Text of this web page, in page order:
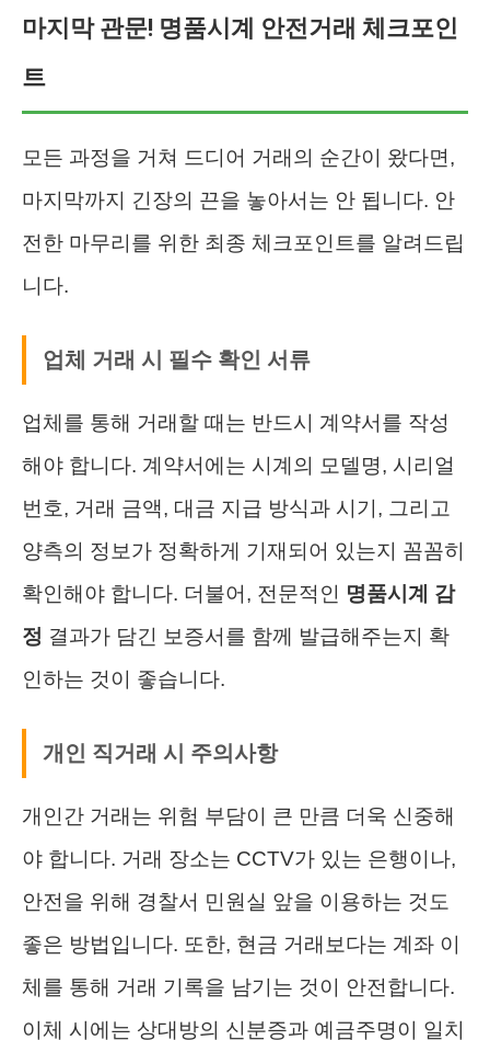
마지막 관문! 명품시계 안전거래 체크포인
트
모든 과정을 거쳐 드디어 거래의 순간이 왔다면,
마지막까지 긴장의 끈을 놓아서는 안 됩니다. 안
전한 마무리를 위한 최종 체크포인트를 알려드립
니다.
업체 거래 시 필수 확인 서류
업체를 통해 거래할 때는 반드시 계약서를 작성
해야 합니다. 계약서에는 시계의 모델명, 시리얼
번호, 거래 금액, 대금 지급 방식과 시기, 그리고
양측의 정보가 정확하게 기재되어 있는지 꼼꼼히
확인해야 합니다. 더불어, 전문적인 명품시계 감
정 결과가 담긴 보증서를 함께 발급해주는지 확
인하는 것이 좋습니다.
개인 직거래 시 주의사항
개인간 거래는 위험 부담이 큰 만큼 더욱 신중해
야 합니다. 거래 장소는 CCTV가 있는 은행이나,
안전을 위해 경찰서 민원실 앞을 이용하는 것도
좋은 방법입니다. 또한, 현금 거래보다는 계좌 이
체를 통해 거래 기록을 남기는 것이 안전합니다.
이체 시에는 상대방의 신분증과 예금주명이 일치